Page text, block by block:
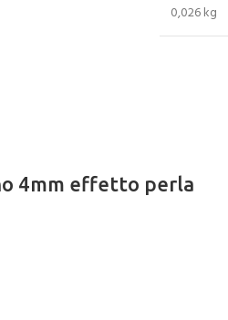
0,026 kg
4mm effetto perla